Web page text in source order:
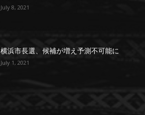
July 8, 2021
横浜市長選、候補が増え予測不可能に
July 1, 2021